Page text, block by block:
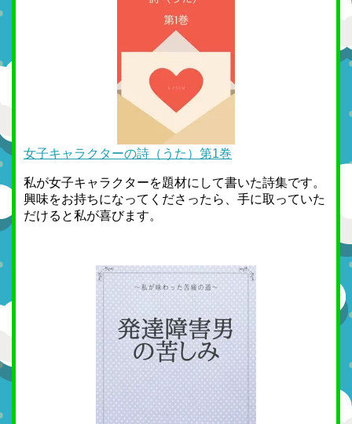
女子キャラクターの詩（うた）第1巻
私が女子キャラクターを題材にして書いた詩集です。
興味をお持ちになってくださったら、手に取っていた
だけると私が喜びます。